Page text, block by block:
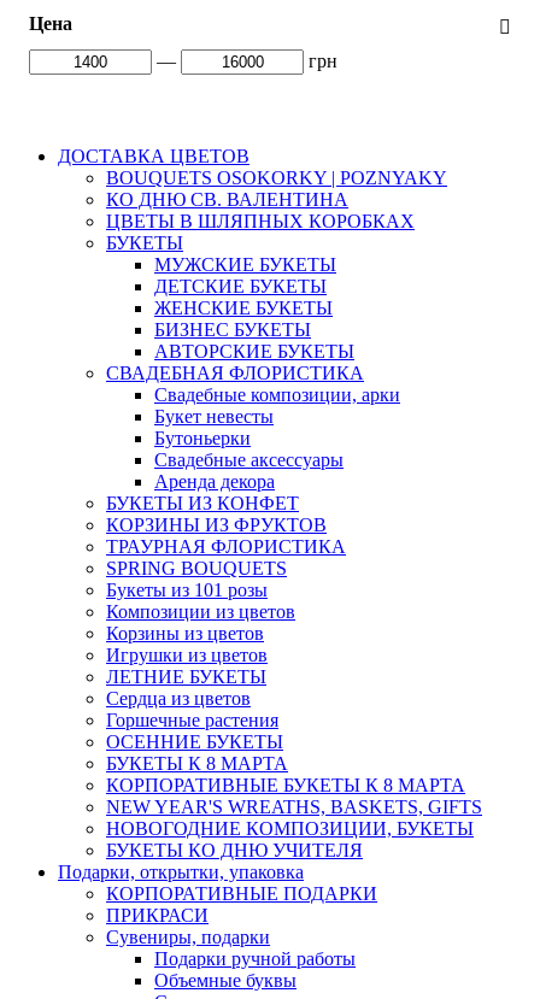
Цена
—
грн
ДОСТАВКА ЦВЕТОВ
BOUQUETS OSOKORKY | POZNYAKY
КО ДНЮ СВ. ВАЛЕНТИНА
ЦВЕТЫ В ШЛЯПНЫХ КОРОБКАХ
БУКЕТЫ
МУЖСКИЕ БУКЕТЫ
ДЕТСКИЕ БУКЕТЫ
ЖЕНСКИЕ БУКЕТЫ
БИЗНЕС БУКЕТЫ
АВТОРСКИЕ БУКЕТЫ
СВАДЕБНАЯ ФЛОРИСТИКА
Свадебные композиции, арки
Букет невесты
Бутоньерки
Свадебные аксессуары
Аренда декора
БУКЕТЫ ИЗ КОНФЕТ
КОРЗИНЫ ИЗ ФРУКТОВ
ТРАУРНАЯ ФЛОРИСТИКА
SPRING BOUQUETS
Букеты из 101 розы
Композиции из цветов
Корзины из цветов
Игрушки из цветов
ЛЕТНИЕ БУКЕТЫ
Сердца из цветов
Горшечные растения
ОСЕННИЕ БУКЕТЫ
БУКЕТЫ К 8 МАРТА
КОРПОРАТИВНЫЕ БУКЕТЫ К 8 МАРТА
NEW YEAR'S WREATHS, BASKETS, GIFTS
НОВОГОДНИЕ КОМПОЗИЦИИ, БУКЕТЫ
БУКЕТЫ КО ДНЮ УЧИТЕЛЯ
Подарки, открытки, упаковка
КОРПОРАТИВНЫЕ ПОДАРКИ
ПРИКРАСИ
Сувениры, подарки
Подарки ручной работы
Объемные буквы